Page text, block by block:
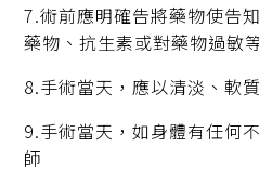
7.術前應明確告將藥物使告
藥物、抗生素或對藥物過敏
8.手術當天，應以清淡、軟
9.手術當天，如身體有任何
師